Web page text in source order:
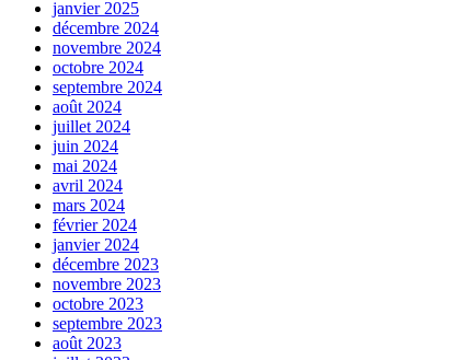
janvier 2025
décembre 2024
novembre 2024
octobre 2024
septembre 2024
août 2024
juillet 2024
juin 2024
mai 2024
avril 2024
mars 2024
février 2024
janvier 2024
décembre 2023
novembre 2023
octobre 2023
septembre 2023
août 2023